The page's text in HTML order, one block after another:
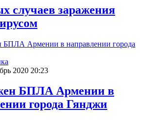
случаев заражения
2020 20:23
БПЛА Армении в
города Гянджи